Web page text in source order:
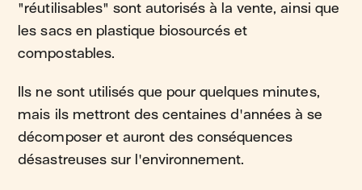
"réutilisables" sont autorisés à la vente, ainsi que
les sacs en plastique biosourcés et
compostables.
Ils ne sont utilisés que pour quelques minutes,
mais ils mettront des centaines d'années à se
décomposer et auront des conséquences
désastreuses sur l'environnement.